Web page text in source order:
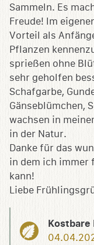
Sammeln. Es
Freude! Im
Vorteil als
Pflanzen
sprießen ohne
sehr geholfen
Schafgarbe,
Gänseblümchen,
wachsen in
in der Natur.
Danke für das
in dem ich immer
kann!
Liebe
Kostbare